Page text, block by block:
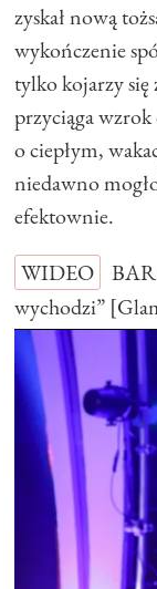
zyskał nową
wykończenie
tylko kojarzy się
przyciąga
o ciepłym,
niedawno
efektownie.
WIDEO
wychodzi”